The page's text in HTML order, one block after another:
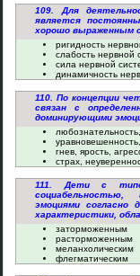
109. Для
является
хорошо выраженным
ригидность
слабость нервной
сила нервной
динамичность
110. По концепции
связан с
доминирующими
гнев, ярость,
страх,
111. Дети с
социабельностью,
эмоциями согласно
характеристики,
заторможенным
расторможенным
меланхолическим
флегматическим